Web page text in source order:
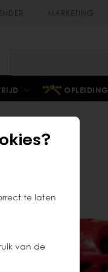
te laten
van de
MARKETING
OPLEIDING